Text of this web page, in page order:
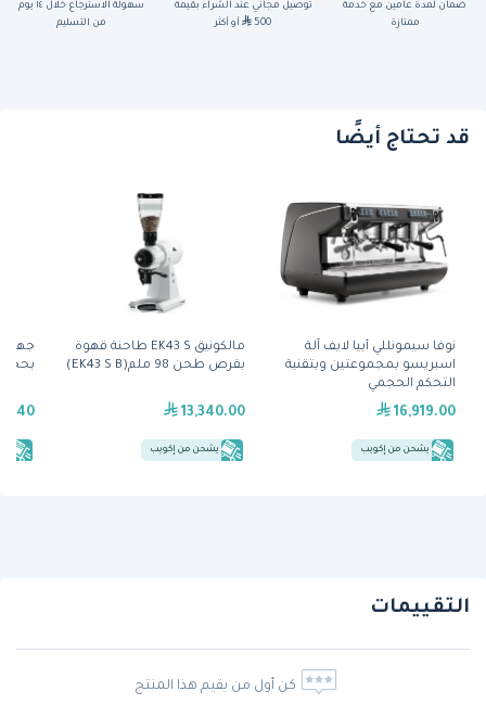
ضمان لمدة عامين مع خدمة
ممتازة
توصيل مجاني عند الشراء بقيمة
500
أو أكثر
سهولة الاسترجاع خلال ١٤ يوم
من التسليم
قد تحتاج أيضًا
نوفا سيمونللي أبيا لايف آلة
اسبريسو بمجموعتين وبتقنية
التحكم الحجمي
16,919.00
يشحن من إكويب
مالكونيق EK43 S طاحنة قهوة
بقرص طحن 98 ملم(EK43 S B)
13,340.00
يشحن من إكويب
جهاز
بحجم 600 ملم من
التقييمات
كن أول من يقيم هذا المنتج